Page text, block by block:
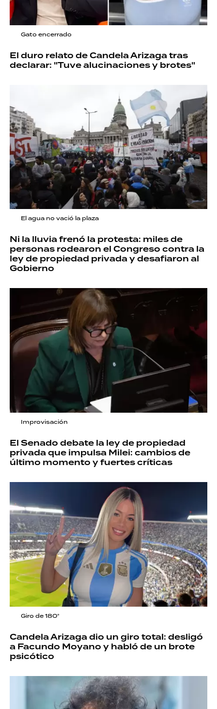
Gato encerrado
El duro relato de Candela Arizaga tras
declarar: "Tuve alucinaciones y brotes"
El agua no vació la plaza
Ni la lluvia frenó la protesta: miles de
personas rodearon el Congreso contra la
ley de propiedad privada y desafiaron al
Gobierno
Improvisación
El Senado debate la ley de propiedad
privada que impulsa Milei: cambios de
último momento y fuertes críticas
Giro de 180°
Candela Arizaga dio un giro total: desligó
a Facundo Moyano y habló de un brote
psicótico